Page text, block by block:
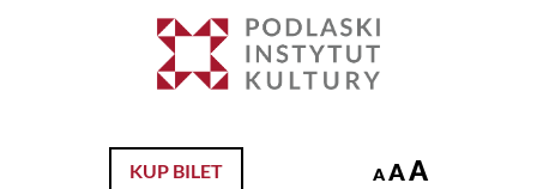
KUP BILET A AA